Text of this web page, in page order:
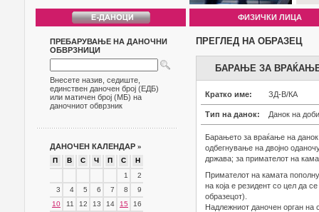
ФИЗИЧКИ ЛИЦА
ПРЕБАРУВАЊЕ НА ДАНОЧНИ
ОБВРЗНИЦИ
Внесете назив, седиште,
единствен даночен број (ЕДБ)
или матичен број (МБ) на
даночниот обврзник
ДАНОЧЕН КАЛЕНДАР »
П В С Ч П С
Н
1
2
3
4 5 6 7 8
9
10
11 12 13 14 15
16
ПРЕГЛЕД НА ОБРАЗЕЦ
БАРАЊЕ ЗА ВРАЌАЊЕ
Кратко име: ЗД-В/КА
Тип на данок: Данок на
Барањето за враќање на
одбегнување на двојно
држава; за примателот на
Примателот на камата
на која е резидент со цел да
образецот).
Надлежниот даночен орган на